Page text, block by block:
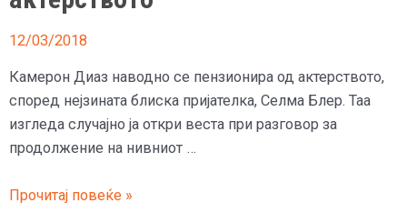
12/03/2018
Камерон Диаз наводно се пензионира од актерството,
според нејзината блиска пријателка, Селма Блер. Таа
изгледа случајно ја откри веста при разговор за
продолжение на нивниот …
Камерон
Прочитај повеќе »